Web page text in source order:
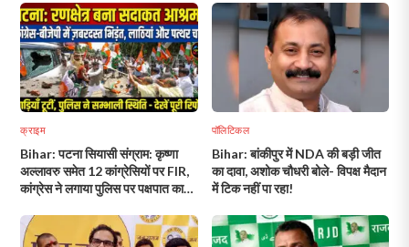
क्राइम
Bihar: पटना सियासी संग्राम: कृष्णा
अल्लावरु समेत 12 कांग्रेसियों पर FIR,
कांग्रेस ने लगाया पुलिस पर पक्षपात का
पॉलिटिकल
Bihar: बांकीपुर में NDA की बड़ी जीत
का दावा, अशोक चौधरी बोले- विपक्ष मैदान
में टिक नहीं पा रहा!